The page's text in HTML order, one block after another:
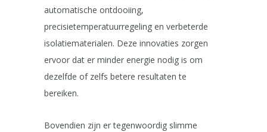
automatische ontdooiing,
precisietemperatuurregeling en verbeterde
isolatiematerialen. Deze innovaties zorgen
ervoor dat er minder energie nodig is om
dezelfde of zelfs betere resultaten te
bereiken.
Bovendien zijn er tegenwoordig slimme